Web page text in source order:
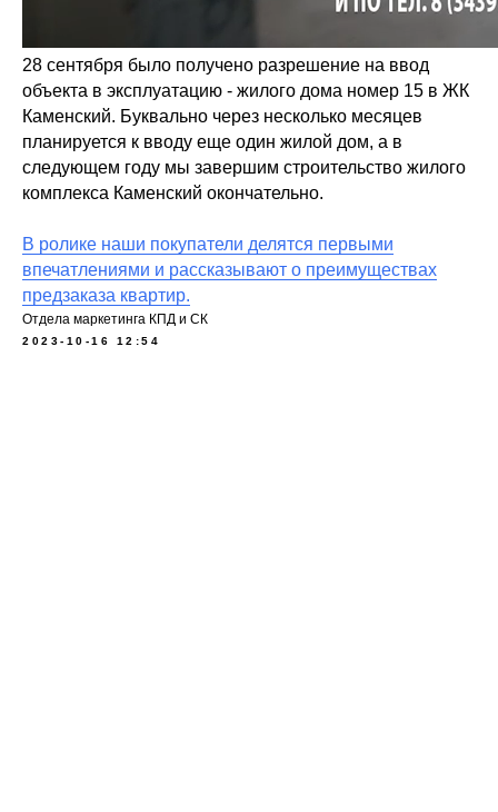
28 сентября было получено разрешение на ввод
объекта в эксплуатацию - жилого дома номер 15 в ЖК
Каменский. Буквально через несколько месяцев
планируется к вводу еще один жилой дом, а в
следующем году мы завершим строительство жилого
комплекса Каменский окончательно.
В ролике наши покупатели делятся первыми
впечатлениями и рассказывают о преимуществах
предзаказа квартир.
Отдела маркетинга КПД и СК
2023-10-16 12:54